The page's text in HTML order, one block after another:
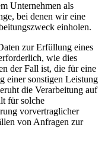
Unternehmen als
bei denen wir eine
einholen.
zur Erfüllung eines
wie dies
der Fall ist, die für eine
einer sonstigen Leistung
die Verarbeitung auf
für solche
vorvertraglicher
von Anfragen zur